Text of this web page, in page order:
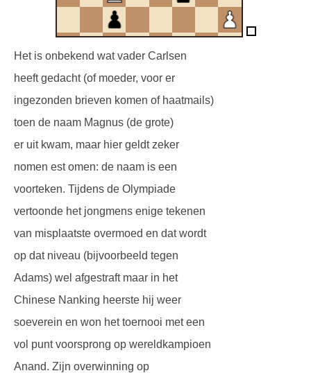
Het is onbekend wat vader Carlsen
heeft gedacht (of moeder, voor er
ingezonden brieven komen of haatmails)
toen de naam Magnus (de grote)
er uit kwam, maar hier geldt zeker
nomen est omen: de naam is een
voorteken. Tijdens de Olympiade
vertoonde het jongmens enige tekenen
van misplaatste overmoed en dat wordt
op dat niveau (bijvoorbeeld tegen
Adams) wel afgestraft maar in het
Chinese Nanking heerste hij weer
soeverein en won het toernooi met een
vol punt voorsprong op wereldkampioen
Anand. Zijn overwinning op